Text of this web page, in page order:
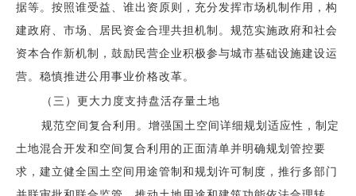
据等。按照谁受益、谁出资原则，充分发挥市场机制作用，构
建政府、市场、居民资金合理共担机制。规范实施政府和社会
资本合作新机制，鼓励民营企业积极参与城市基础设施建设运
营。稳慎推进公用事业价格改革。
（三）更大力度支持盘活存量土地
规范空间复合利用。增强国土空间详细规划适应性，制定
土地混合开发和空间复合利用的正面清单并明确规划管控要
求，建立健全国土空间用途管制和规划许可制度，推行多部门